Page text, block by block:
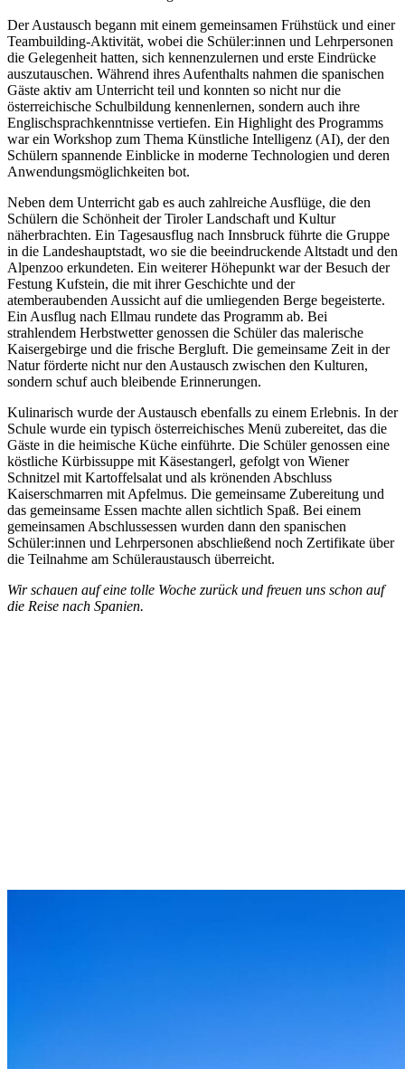
Der Austausch begann mit einem gemeinsamen Frühstück und einer
Teambuilding-Aktivität, wobei die Schüler:innen und Lehrpersonen
die Gelegenheit hatten, sich kennenzulernen und erste Eindrücke
auszutauschen. Während ihres Aufenthalts nahmen die spanischen
Gäste aktiv am Unterricht teil und konnten so nicht nur die
österreichische Schulbildung kennenlernen, sondern auch ihre
Englischsprachkenntnisse vertiefen. Ein Highlight des Programms
war ein Workshop zum Thema Künstliche Intelligenz (AI), der den
Schülern spannende Einblicke in moderne Technologien und deren
Anwendungsmöglichkeiten bot.
Neben dem Unterricht gab es auch zahlreiche Ausflüge, die den
Schülern die Schönheit der Tiroler Landschaft und Kultur
näherbrachten. Ein Tagesausflug nach Innsbruck führte die Gruppe
in die Landeshauptstadt, wo sie die beeindruckende Altstadt und den
Alpenzoo erkundeten. Ein weiterer Höhepunkt war der Besuch der
Festung Kufstein, die mit ihrer Geschichte und der
atemberaubenden Aussicht auf die umliegenden Berge begeisterte.
Ein Ausflug nach Ellmau rundete das Programm ab. Bei
strahlendem Herbstwetter genossen die Schüler das malerische
Kaisergebirge und die frische Bergluft. Die gemeinsame Zeit in der
Natur förderte nicht nur den Austausch zwischen den Kulturen,
sondern schuf auch bleibende Erinnerungen.
Kulinarisch wurde der Austausch ebenfalls zu einem Erlebnis. In der
Schule wurde ein typisch österreichisches Menü zubereitet, das die
Gäste in die heimische Küche einführte. Die Schüler genossen eine
köstliche Kürbissuppe mit Käsestangerl, gefolgt von Wiener
Schnitzel mit Kartoffelsalat und als krönenden Abschluss
Kaiserschmarren mit Apfelmus. Die gemeinsame Zubereitung und
das gemeinsame Essen machte allen sichtlich Spaß. Bei einem
gemeinsamen Abschlussessen wurden dann den spanischen
Schüler:innen und Lehrpersonen abschließend noch Zertifikate über
die Teilnahme am Schüleraustausch überreicht.
Wir schauen auf eine tolle Woche zurück und freuen uns schon auf
die Reise nach Spanien.